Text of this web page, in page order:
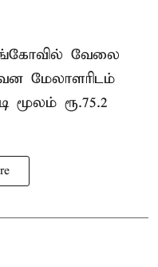
வில் வேலை
மேலாளரிடம்
ரூ.75.2